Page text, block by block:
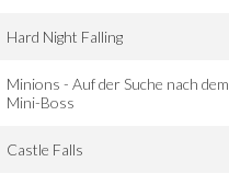
Hard Night Falling
Minions - Auf der Suche nach dem
Mini-Boss
Castle Falls